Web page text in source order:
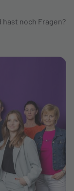
noch Fragen?